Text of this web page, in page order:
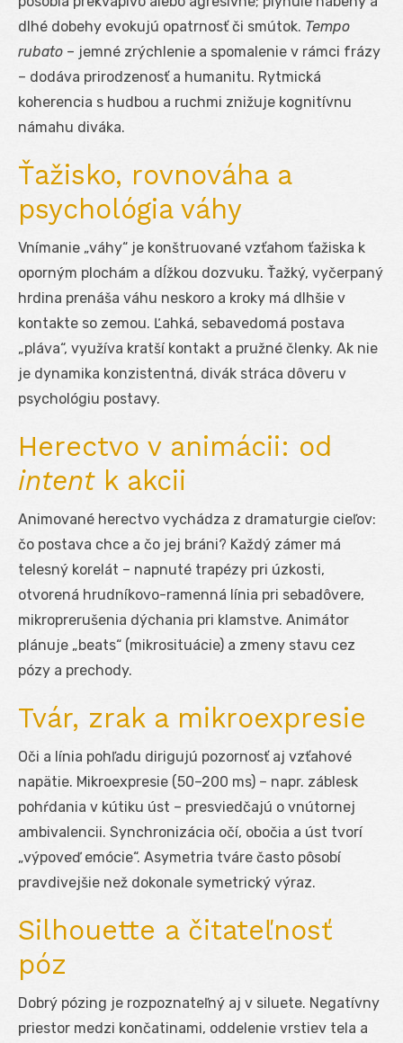
dlhé dobehy evokujú opatrnosť či smútok. Tempo
rubato – jemné zrýchlenie a spomalenie v rámci frázy
– dodáva prirodzenosť a humanitu. Rytmická
koherencia s hudbou a ruchmi znižuje kognitívnu
námahu diváka.
Ťažisko, rovnováha a
psychológia váhy
Vnímanie „váhy“ je konštruované vzťahom ťažiska k
oporným plochám a dĺžkou dozvuku. Ťažký, vyčerpaný
hrdina prenáša váhu neskoro a kroky má dlhšie v
kontakte so zemou. Ľahká, sebavedomá postava
„pláva“, využíva kratší kontakt a pružné členky. Ak nie
je dynamika konzistentná, divák stráca dôveru v
psychológiu postavy.
Herectvo v animácii: od
intentk akcii
Animované herectvo vychádza z dramaturgie cieľov:
čo postava chce a čo jej bráni? Každý zámer má
telesný korelát – napnuté trapézy pri úzkosti,
otvorená hrudníkovo-ramenná línia pri sebadôvere,
mikroprerušenia dýchania pri klamstve. Animátor
plánuje „beats“ (mikrosituácie) a zmeny stavu cez
pózy a prechody.
Tvár, zrak a mikroexpresie
Oči a línia pohľadu dirigujú pozornosť aj vzťahové
napätie. Mikroexpresie (50–200 ms) – napr. záblesk
pohŕdania v kútiku úst – presviedčajú o vnútornej
ambivalencii. Synchronizácia očí, obočia a úst tvorí
„výpoveď emócie“. Asymetria tváre často pôsobí
pravdivejšie než dokonale symetrický výraz.
Silhouette a čitateľnosť
póz
Dobrý pózing je rozpoznateľný aj v siluete. Negatívny
priestor medzi končatinami, oddelenie vrstiev tela a